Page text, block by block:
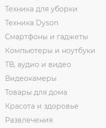
Техника для уборки
Техника Dyson
Смартфоны и гаджеты
Компьютеры и ноутбуки
ТВ, аудио и видео
Видеокамеры
Товары для дома
Красота и здоровье
Развлечения